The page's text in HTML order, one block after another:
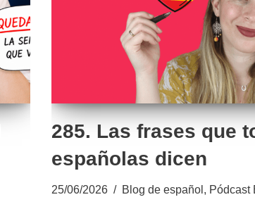
285. Las frases que
españolas dicen
25/06/2026 Blog de español Pódcast